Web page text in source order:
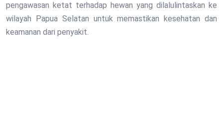
pengawasan ketat terhadap hewan yang dilalulintaskan ke
wilayah Papua Selatan untuk memastikan kesehatan dan
keamanan dari penyakit.